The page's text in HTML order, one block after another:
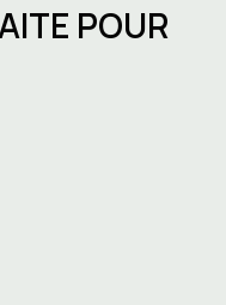
POUR